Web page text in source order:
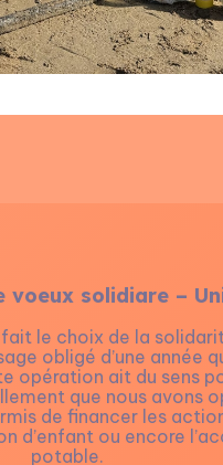
voeux solidiare –
le choix de la
obligé d’une année
opération ait du sens
que nous avons
de financer les
d’enfant ou encore
potable.